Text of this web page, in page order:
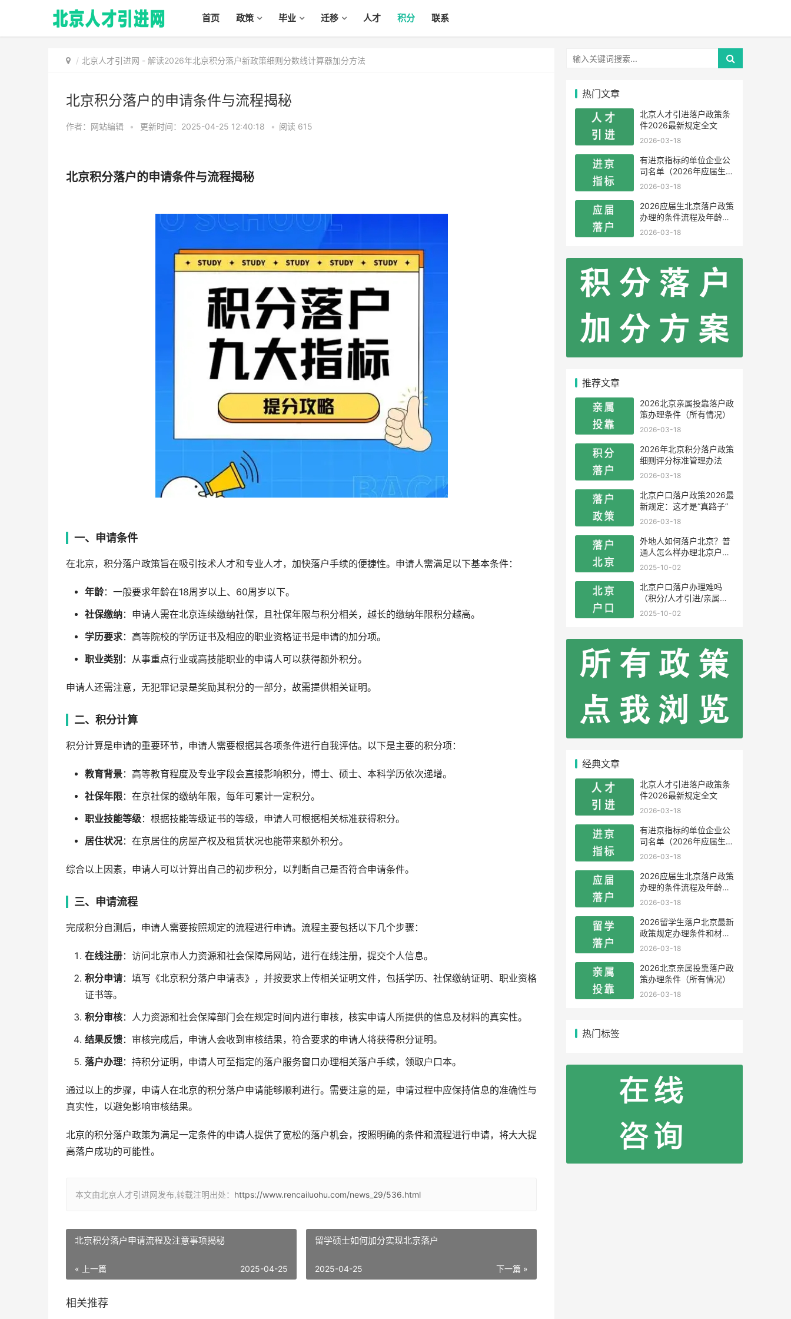
首页 政策 毕业 迁移 人才 积分 联系
北京人才引进网 - 解读2026年北京积分落户新政策细则分数线计算器加分方法
北京积分落户的申请条件与流程揭秘
作者：网站编辑 • 更新时间：2025-04-25 12:40:18 • 阅读 615
北京积分落户的申请条件与流程揭秘
一、申请条件
在北京，积分落户政策旨在吸引技术人才和专业人才，加快落户手续的便捷性。申请人需满足以下基本条件：
年龄：一般要求年龄在18周岁以上、60周岁以下。
社保缴纳：申请人需在北京连续缴纳社保，且社保年限与积分相关，越长的缴纳年限积分越高。
学历要求：高等院校的学历证书及相应的职业资格证书是申请的加分项。
职业类别 ：从事重点行业或高技能职业的申请人可以获得额外积分。
申请人还需注意，无犯罪记录是奖励其积分的一部分，故需提供相关证明。
二、积分计算
积分计算是申请的重要环节，申请人需要根据其各项条件进行自我评估。以下是主要的积分项：
教育背景：高等教育程度及专业字段会直接影响积分，博士、硕士、本科学历依次递增。
社保年限：在京社保的缴纳年限，每年可累计一定积分。
职业技能等级：根据技能等级证书的等级，申请人可根据相关标准获得积分。
居住状况：在京居住的房屋产权及租赁状况也能带来额外积分。
综合以上因素，申请人可以计算出自己的初步积分，以判断自己是否符合申请条件。
三、申请流程
完成积分自测后，申请人需要按照规定的流程进行申请。流程主要包括以下几个步骤：
在线注册：访问北京市人力资源和社会保障局网站，进行在线注册，提交个人信息。
积分申请：填写《北京积分落户申请表》，并按要求上传相关证明文件，包括学历、社保缴纳证明、职业资格
证书等。
积分审核：人力资源和社会保障部门会在规定时间内进行审核，核实申请人所提供的信息及材料的真实性。
结果反馈：审核完成后，申请人会收到审核结果，符合要求的申请人将获得积分证明。
落户办理：持积分证明，申请人可至指定的落户服务窗口办理相关落户手续，领取户口本。
通过以上的步骤，申请人在北京的积分落户申请能够顺利进行。需要注意的是，申请过程中应保持信息的准确性与
真实性，以避免影响审核结果。
北京的积分落户政策为满足一定条件的申请人提供了宽松的落户机会，按照明确的条件和流程进行申请，将大大提
高落户成功的可能性。
本文由北京人才引进网发布,转载注明出处： https://www.rencailuohu.com/news_29/536.html
北京积分落户申请流程及注意事项揭秘
« 上一篇 2025-04-25
留学硕士如何加分实现北京落户
下一篇 »
2025-04-25
相关推荐
热门文章
北京人才引进落户政策条
件2026最新规定全文
2026-03-18
有进京指标的单位企业公
司名单（2026年应届生留
学生）
2026-03-18
2026应届生北京落户政策
办理的条件流程及年龄限
制
2026-03-18
推荐文章
2026北京亲属投靠落户政
策办理条件（所有情况）
2026-03-18
2026年北京积分落户政策
细则评分标准管理办法
2026-03-18
北京户口落户政策2026最
新规定：这才是“真路子”
2026-03-18
外地人如何落户北京？普
通人怎么样办理北京户
口？
2025-10-02
北京户口落户办理难吗
（积分/人才引进/亲属投
靠）
2025-10-02
经典文章
北京人才引进落户政策条
件2026最新规定全文
2026-03-18
有进京指标的单位企业公
司名单（2026年应届生留
学生）
2026-03-18
2026应届生北京落户政策
办理的条件流程及年龄限
制
2026-03-18
2026留学生落户北京最新
政策规定办理条件和材料
及流程
2026-03-18
2026北京亲属投靠落户政
策办理条件（所有情况）
2026-03-18
热门标签